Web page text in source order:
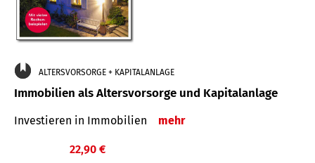
ALTERSVORSORGE + KAPITALANLAGE
Immobilien als Altersvorsorge und Kapitalanlage
Investieren in Immobilien mehr
22,90 €